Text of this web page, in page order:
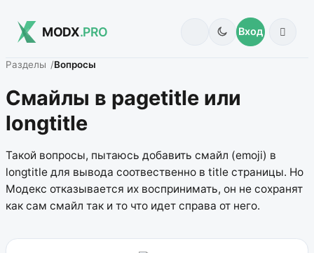
MODX.PRO Вход
Разделы Вопросы
Смайлы в pagetitle или
longtitle
Такой вопросы, пытаюсь добавить смайл (emoji) в
longtitle для вывода соотвественно в title страницы. Но
Модекс отказывается их воспринимать, он не сохранят
как сам смайл так и то что идет справа от него.